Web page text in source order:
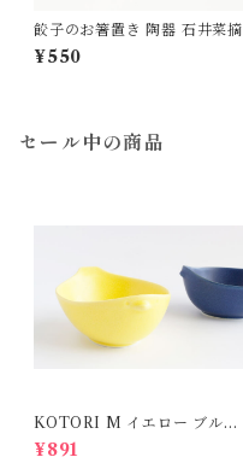
餃子のお箸置き 陶器 石井菜摘
¥550
セール中の商品
KOTORI M イエロー ブルー
磁器 美濃焼
¥891